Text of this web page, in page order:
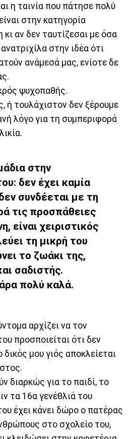
η ταινία που πάτησε πολύ
στην κατηγορία
κι αν δεν ταυτίζεσαι με όσα
στην ιδέα ότι
ανάμεσά μας, ενίοτε δε
ψυχοπαθής.
ή τουλάχιστον δεν ξέρουμε
λόγο για τη συμπεριφορά
στην
δεν έχει καμία
συνδέεται με τη
τις προσπάθειες
είναι χειριστικός
τη μικρή του
το ζωάκι της,
σαδιστής.
πολύ καλά.
αρχίζει να τον
προσποιείται ότι δεν
δικός μου γιός αποκλείεται
διαρκώς για το παιδί, το
τα 16α γενέθλιά του
έχει κάνει δώρο ο πατέρας
στο σχολείο του,